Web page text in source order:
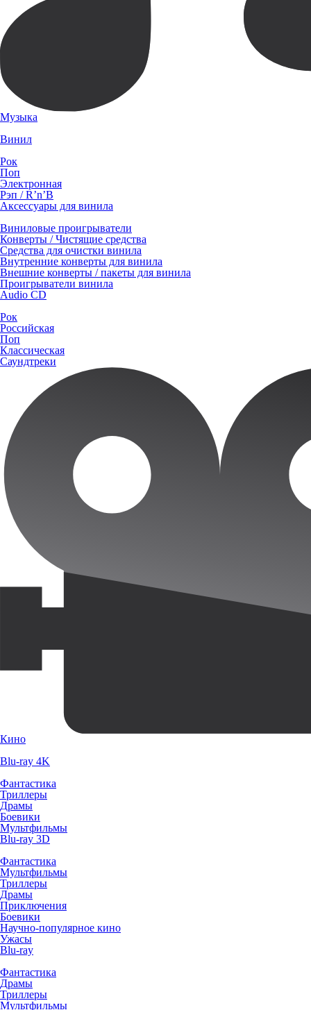
Музыка
Винил
Рок
Поп
Электронная
Рэп / R’n’B
Аксессуары для винила
Виниловые проигрыватели
Конверты / Чистящие средства
Средства для очистки винила
Внутренние конверты для винила
Внешние конверты / пакеты для винила
Проигрыватели винила
Audio CD
Рок
Российская
Поп
Классическая
Саундтреки
Кино
Blu-ray 4K
Фантастика
Триллеры
Драмы
Боевики
Мультфильмы
Blu-ray 3D
Фантастика
Мультфильмы
Триллеры
Драмы
Приключения
Боевики
Научно-популярное кино
Ужасы
Blu-ray
Фантастика
Драмы
Триллеры
Мультфильмы